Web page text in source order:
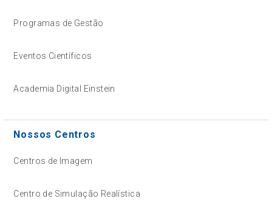
Programas de Gestão
Eventos Científicos
Academia Digital Einstein
Nossos Centros
Centros de Imagem
Centro de Simulação Realística